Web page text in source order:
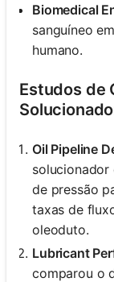
Biomedical
sanguíneo
humano.
Estudos de
Oil Pipeline
solucionador
de pressão
taxas de
oleoduto.
Lubricant
comparou o